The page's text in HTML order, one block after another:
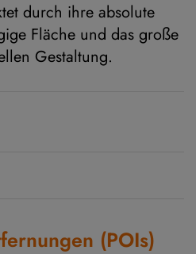
durch ihre absolute
Fläche und das große
Gestaltung.
(POIs)